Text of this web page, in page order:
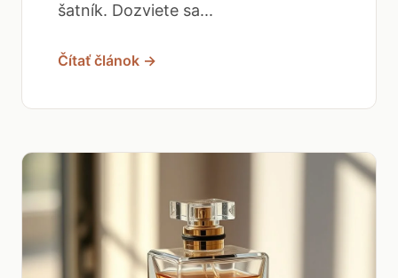
šatník. Dozviete sa...
Čítať článok →